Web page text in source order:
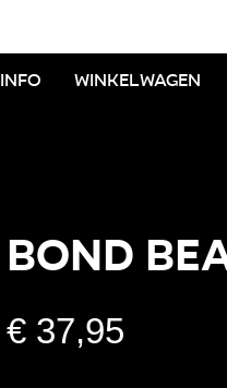
Info Winkelwagen
Bond
€37,95